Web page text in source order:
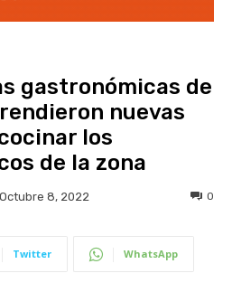
gastronómicas de
nuevas
los
de la zona
Octubre 8, 2022 0
Twitter WhatsApp